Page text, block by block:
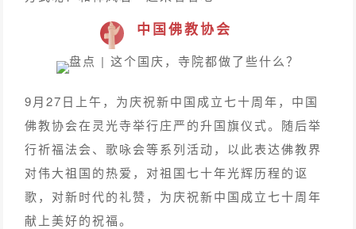
中国佛教协会
9月27日上午，为庆祝新中国成立七十周年，中国
佛教协会在灵光寺举行庄严的升国旗仪式。随后举
行祈福法会、歌咏会等系列活动，以此表达佛教界
对伟大祖国的热爱，对祖国七十年光辉历程的讴
歌，对新时代的礼赞，为庆祝新中国成立七十周年
献上美好的祝福。